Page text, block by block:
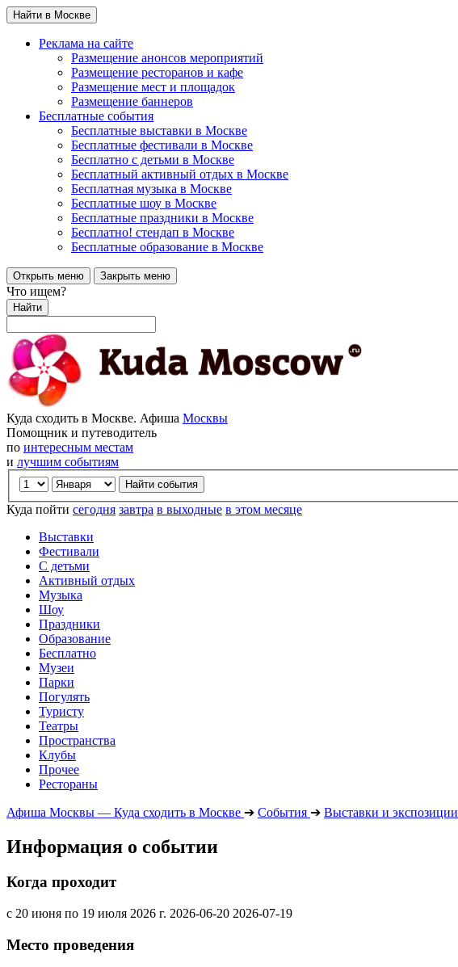
Найти в Москве
Реклама на сайте
Размещение анонсов мероприятий
Размещение ресторанов и кафе
Размещение мест и площадок
Размещение баннеров
Бесплатные события
Бесплатные выставки в Москве
Бесплатные фестивали в Москве
Бесплатно с детьми в Москве
Бесплатный активный отдых в Москве
Бесплатная музыка в Москве
Бесплатные шоу в Москве
Бесплатные праздники в Москве
Бесплатно! стендап в Москве
Бесплатные образование в Москве
Открыть меню Закрыть меню
Что ищем?
Найти
Куда сходить в Москве. Афиша Москвы
Помощник и путеводитель
по интересным местам
и лучшим событиям
Куда пойти сегодня завтра в выходные в этом месяце
Выставки
Фестивали
С детьми
Активный отдых
Музыка
Шоу
Праздники
Образование
Бесплатно
Музеи
Парки
Погулять
Туристу
Театры
Пространства
Клубы
Прочее
Рестораны
Афиша Москвы — Куда сходить в Москве ➔ События ➔ Выставки и экспозиции
Информация о событии
Когда проходит
с 20 июня по 19 июля 2026 г. 2026-06-20 2026-07-19
Место проведения